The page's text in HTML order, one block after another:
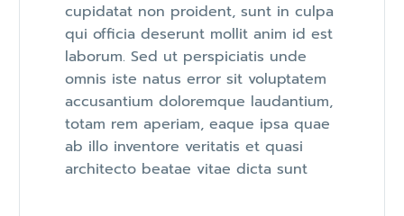
cupidatat non proident, sunt in culpa
qui officia deserunt mollit anim id est
laborum. Sed ut perspiciatis unde
omnis iste natus error sit voluptatem
accusantium doloremque laudantium,
totam rem aperiam, eaque ipsa quae
ab illo inventore veritatis et quasi
architecto beatae vitae dicta sunt